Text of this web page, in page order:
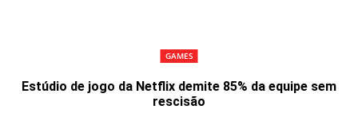
GAMES
Estúdio de jogo da Netflix demite 85% da equipe sem
rescisão